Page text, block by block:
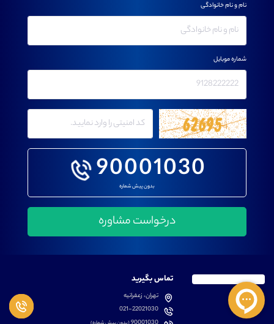
90001030
بدون پیش شماره
نام و نام خانوادگی
شماره موبایل
تماس بگیرید
تهران، زعفرانیه
021-22021030